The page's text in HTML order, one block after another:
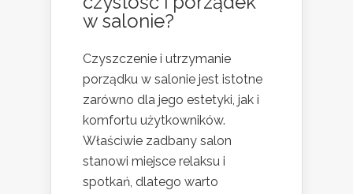
w salonie?
Czyszczenie i utrzymanie
porządku w salonie jest istotne
zarówno dla jego estetyki, jak i
komfortu użytkowników.
Właściwie zadbany salon
stanowi miejsce relaksu i
spotkań, dlatego warto